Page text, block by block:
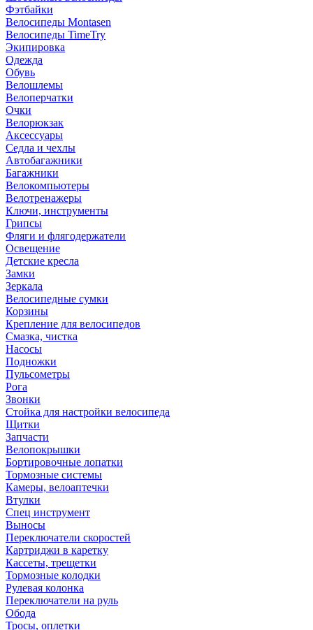
Фэтбайки
Велосипеды Montasen
Велосипеды TimeTry
Экипировка
Одежда
Обувь
Велошлемы
Велоперчатки
Очки
Велорюкзак
Аксессуары
Седла и чехлы
Автобагажники
Багажники
Велокомпьютеры
Велотренажеры
Ключи, инструменты
Грипсы
Фляги и флягодержатели
Освещение
Детские кресла
Замки
Зеркала
Велосипедные сумки
Корзины
Крепление для велосипедов
Смазка, чистка
Насосы
Подножки
Пульсометры
Рога
Звонки
Стойка для настройки велосипеда
Щитки
Запчасти
Велопокрышки
Бортировочные лопатки
Тормозные системы
Камеры, велоаптечки
Втулки
Спец инструмент
Выносы
Переключатели скоростей
Картриджи в каретку
Кассеты, трещетки
Тормозные колодки
Рулевая колонка
Переключатели на руль
Обода
Тросы, оплетки